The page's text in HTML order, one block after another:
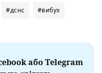
#дснс #вибух
або Telegram